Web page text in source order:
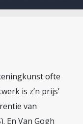
ofte
is z’n prijs’
van
En Van Gogh